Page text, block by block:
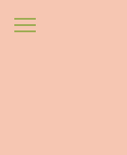
メ